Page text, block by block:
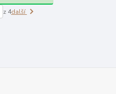
z 4další